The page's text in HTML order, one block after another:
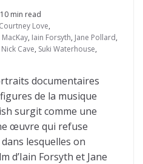
10 min read
Courtney Love,
, Iain Forsyth, Jane Pollard,
Nick Cave, Suki Waterhouse,
documentaires
de la musique
surgit comme une
œuvre qui refuse
lesquelles on
d’Iain Forsyth et Jane